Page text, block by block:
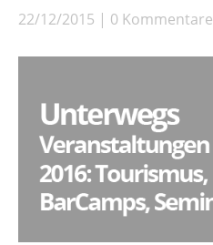
22/12/2015 0 Kommentare